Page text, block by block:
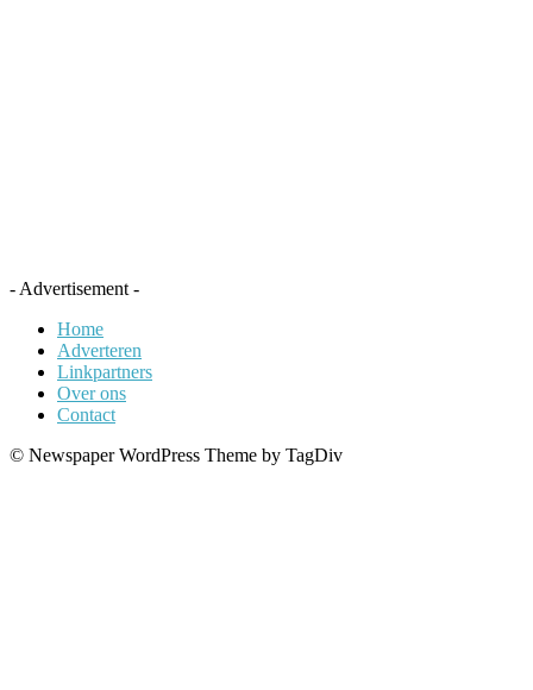
- Advertisement -
Home
Adverteren
Linkpartners
Over ons
Contact
© Newspaper WordPress Theme by TagDiv